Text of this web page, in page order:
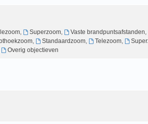
, Superzoom, Vaste brandpuntsafstanden,
, Standaardzoom, Telezoom,
Overig objectieven